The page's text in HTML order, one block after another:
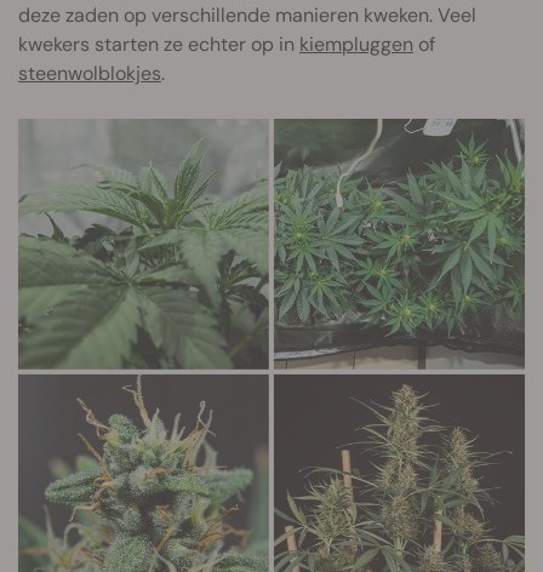
deze zaden op verschillende manieren kweken. Veel
kwekers starten ze echter op in kiempluggen of
steenwolblokjes.